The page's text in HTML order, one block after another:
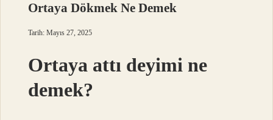
Ortaya Dökmek Ne Demek
Tarih: Mayıs 27, 2025
Ortaya attı deyimi ne
demek?